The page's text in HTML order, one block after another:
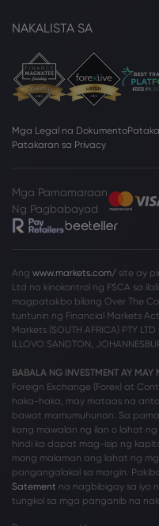
NAKALISTA SA
Mga Legal na Dokumento
Patakaran sa Privacy
Mga Pamamaraan
Ng Pagbabayad
Ang www.markets.com/ site ay
Ltd na kinokontrol ng FSCA sa
magpatakbo bilang Over The
tuntunin ng Financial Markets
Markets (SOUTH AFRICA) PTY
ILLOVO SANDTON,
BABALA NG INVESTMENT AY MAY
Foreign Exchange (Forex) at
haka-haka, may mataas na
bawat mamumuhunan. Sa
kang mawalan ng ilan o lahat
hindi ka dapat mag-isip ng
mong malaman ang lahat ng
pangangalakal sa margin.
Satement na nagbibigay sa iyo
tungkol sa mga panganib na